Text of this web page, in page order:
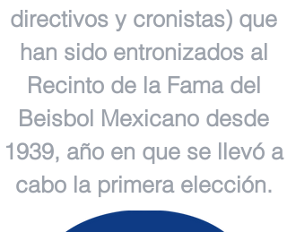
directivos y cronistas) que
han sido entronizados al
Recinto de la Fama del
Beisbol Mexicano desde
1939, año en que se llevó a
cabo la primera elección.